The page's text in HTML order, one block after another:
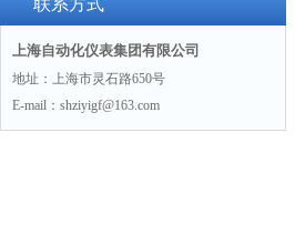
联系方式
上海自动化仪表集团有限公司
地址：上海市灵石路650号
E-mail：shziyigf@163.com